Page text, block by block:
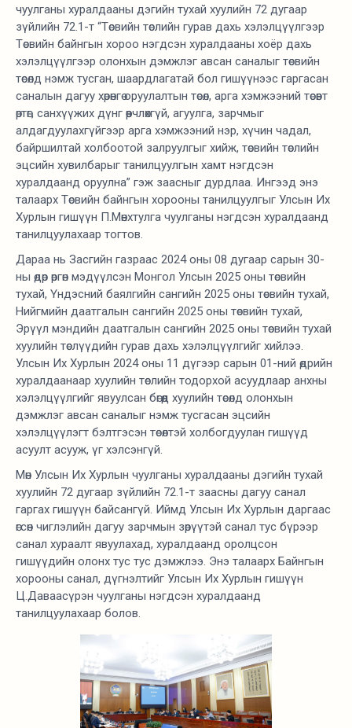
чуулганы хуралдааны дэгийн тухай хуулийн 72 дугаар
зүйлийн 72.1-т “Төсвийн төслийн гурав дахь хэлэлцүүлгээр
Төсвийн байнгын хороо нэгдсэн хуралдааны хоёр дахь
хэлэлцүүлгээр олонхын дэмжлэг авсан саналыг төсвийн
төсөлд нэмж тусган, шаардлагатай бол гишүүнээс гаргасан
саналын дагуу хөрөнгө оруулалтын төсөл, арга хэмжээний төсөвт
өртөг, санхүүжих дүнг өөрчлөхгүй, агуулга, зарчмыг
алдагдуулахгүйгээр арга хэмжээний нэр, хүчин чадал,
байршилтай холбоотой залруулгыг хийж, төсвийн төслийн
эцсийн хувилбарыг танилцуулгын хамт нэгдсэн
хуралдаанд оруулна” гэж заасныг дурдлаа. Ингээд энэ
талаарх Төсвийн байнгын хорооны танилцуулгыг Улсын Их
Хурлын гишүүн П.Мөнхтулга чуулганы нэгдсэн хуралдаанд
танилцуулахаар тогтов.
Дараа нь Засгийн газраас 2024 оны 08 дугаар сарын 30-
ны өдөр өргөн мэдүүлсэн Монгол Улсын 2025 оны төсвийн
тухай, Үндэсний баялгийн сангийн 2025 оны төсвийн тухай,
Нийгмийн даатгалын сангийн 2025 оны төсвийн тухай,
Эрүүл мэндийн даатгалын сангийн 2025 оны төсвийн тухай
хуулийн төслүүдийн гурав дахь хэлэлцүүлгийг хийлээ.
Улсын Их Хурлын 2024 оны 11 дүгээр сарын 01-ний өдрийн
хуралдаанаар хуулийн төслийн тодорхой асуудлаар анхны
хэлэлцүүлгийг явуулсан бөгөөд хуулийн төсөлд олонхын
дэмжлэг авсан саналыг нэмж тусгасан эцсийн
хэлэлцүүлэгт бэлтгэсэн төсөлтэй холбогдуулан гишүүд
асуулт асууж, үг хэлсэнгүй.
Мөн Улсын Их Хурлын чуулганы хуралдааны дэгийн тухай
хуулийн 72 дугаар зүйлийн 72.1-т заасны дагуу санал
гаргах гишүүн байсангүй. Иймд Улсын Их Хурлын даргаас
өгсөн чиглэлийн дагуу зарчмын зөрүүтэй санал тус бүрээр
санал хураалт явуулахад, хуралдаанд оролцсон
гишүүдийн олонх тус тус дэмжлээ. Энэ талаарх Байнгын
хорооны санал, дүгнэлтийг Улсын Их Хурлын гишүүн
Ц.Даваасүрэн чуулганы нэгдсэн хуралдаанд
танилцуулахаар болов.